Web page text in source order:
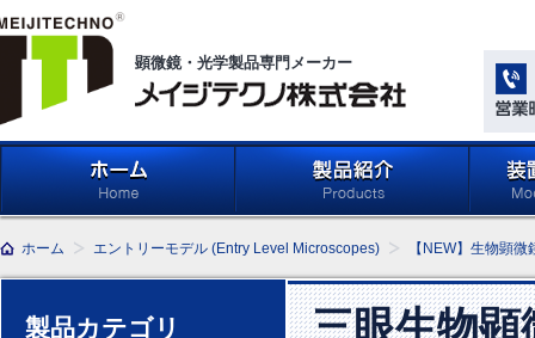
顕微鏡・光学製品専門メーカー
学系」
Light
ホーム エントリーモデル (Entry Level Microscopes) 【NEW】生物顕
製品カテゴリ 三眼生物